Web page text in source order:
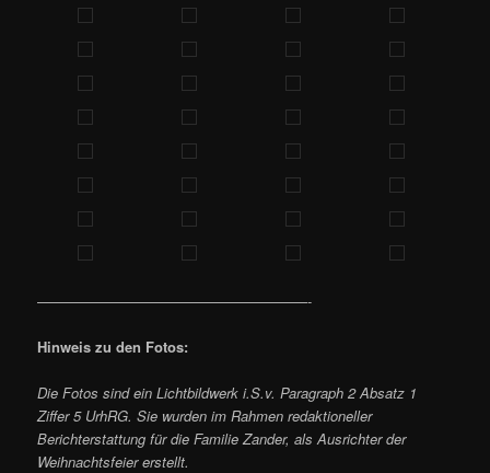
———————————————————-
Hinweis zu den Fotos:
Die Fotos sind ein Lichtbildwerk i.S.v. Paragraph 2 Absatz 1
Ziffer 5 UrhRG. Sie wurden im Rahmen redaktioneller
Berichterstattung für die Familie Zander, als Ausrichter der
Weihnachtsfeier erstellt.